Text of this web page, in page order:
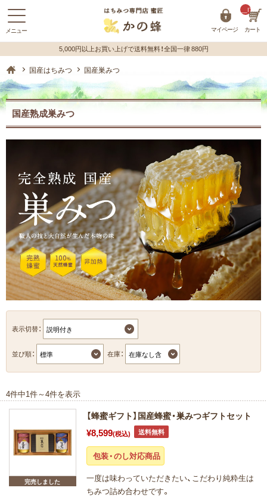
マイページ カート
蜂蜜（はちみつ）の購入はハチミツ専門店【かの蜂】 ホーム
国産はちみつ 国産巣みつ
国産熟成巣みつ
表示切替：
並び順： 在庫：
4件中1件～4件を表示
完売しました
【蜂蜜ギフト】国産蜂蜜・巣みつギフトセット
¥8,599(税込) 送料無料
包装・のし対応商品
一度は味わっていただきたい、こだわり純粋生は
ちみつ詰め合わせです。